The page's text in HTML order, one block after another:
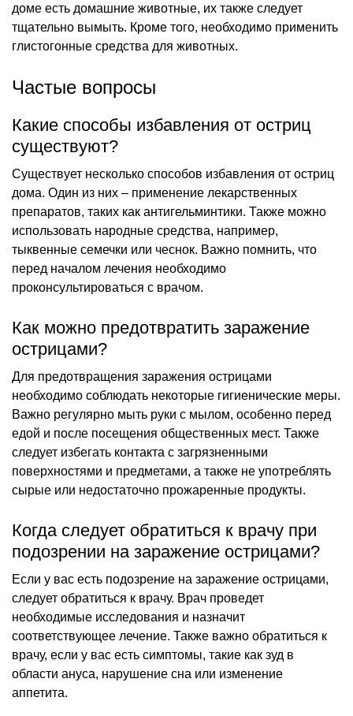
доме есть домашние животные, их также следует
тщательно вымыть. Кроме того, необходимо применить
глистогонные средства для животных.
Частые вопросы
Какие способы избавления от остриц
существуют?
Существует несколько способов избавления от остриц
дома. Один из них – применение лекарственных
препаратов, таких как антигельминтики. Также можно
использовать народные средства, например,
тыквенные семечки или чеснок. Важно помнить, что
перед началом лечения необходимо
проконсультироваться с врачом.
Как можно предотвратить заражение
острицами?
Для предотвращения заражения острицами
необходимо соблюдать некоторые гигиенические меры.
Важно регулярно мыть руки с мылом, особенно перед
едой и после посещения общественных мест. Также
следует избегать контакта с загрязненными
поверхностями и предметами, а также не употреблять
сырые или недостаточно прожаренные продукты.
Когда следует обратиться к врачу при
подозрении на заражение острицами?
Если у вас есть подозрение на заражение острицами,
следует обратиться к врачу. Врач проведет
необходимые исследования и назначит
соответствующее лечение. Также важно обратиться к
врачу, если у вас есть симптомы, такие как зуд в
области ануса, нарушение сна или изменение
аппетита.